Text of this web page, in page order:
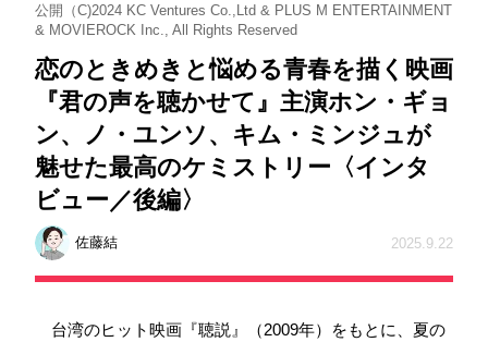
公開（C)2024 KC Ventures Co.,Ltd & PLUS M ENTERTAINMENT
& MOVIEROCK Inc., All Rights Reserved
恋のときめきと悩める青春を描く映画
『君の声を聴かせて』主演ホン・ギョ
ン、ノ・ユンソ、キム・ミンジュが
魅せた最高のケミストリー〈インタ
ビュー／後編〉
佐藤結 2025.9.22
台湾のヒット映画『聴説』（2009年）をもとに、夏の